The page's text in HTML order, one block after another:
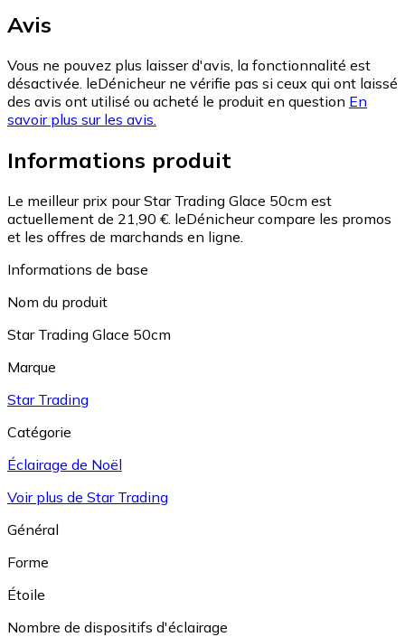
Avis
Vous ne pouvez plus laisser d'avis, la fonctionnalité est
désactivée. leDénicheur ne vérifie pas si ceux qui ont laissé
des avis ont utilisé ou acheté le produit en question En
savoir plus sur les avis.
Informations produit
Le meilleur prix pour Star Trading Glace 50cm est
actuellement de 21,90 €. leDénicheur compare les promos
et les offres de marchands en ligne.
Informations de base
Nom du produit
Star Trading Glace 50cm
Marque
Star Trading
Catégorie
Éclairage de Noël
Voir plus de Star Trading
Général
Forme
Étoile
Nombre de dispositifs d'éclairage